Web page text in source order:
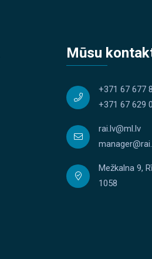
Mūsu
+371 67 677
+371 67 629
rai.lv@ml.lv
Mežkalna 9,
1058